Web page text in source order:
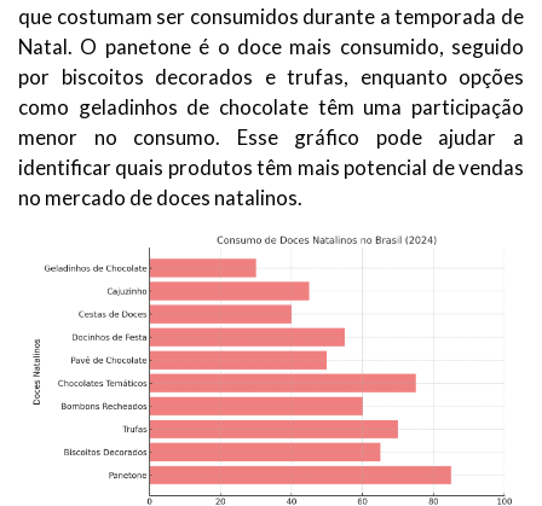
que costumam ser consumidos durante a temporada de
Natal. O panetone é o doce mais consumido, seguido
por biscoitos decorados e trufas, enquanto opções
como geladinhos de chocolate têm uma participação
menor no consumo. Esse gráfico pode ajudar a
identificar quais produtos têm mais potencial de vendas
no mercado de doces natalinos.